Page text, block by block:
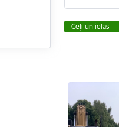
Ceļi un ielas